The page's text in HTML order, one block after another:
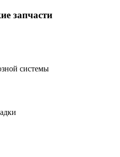
запчасти
системы